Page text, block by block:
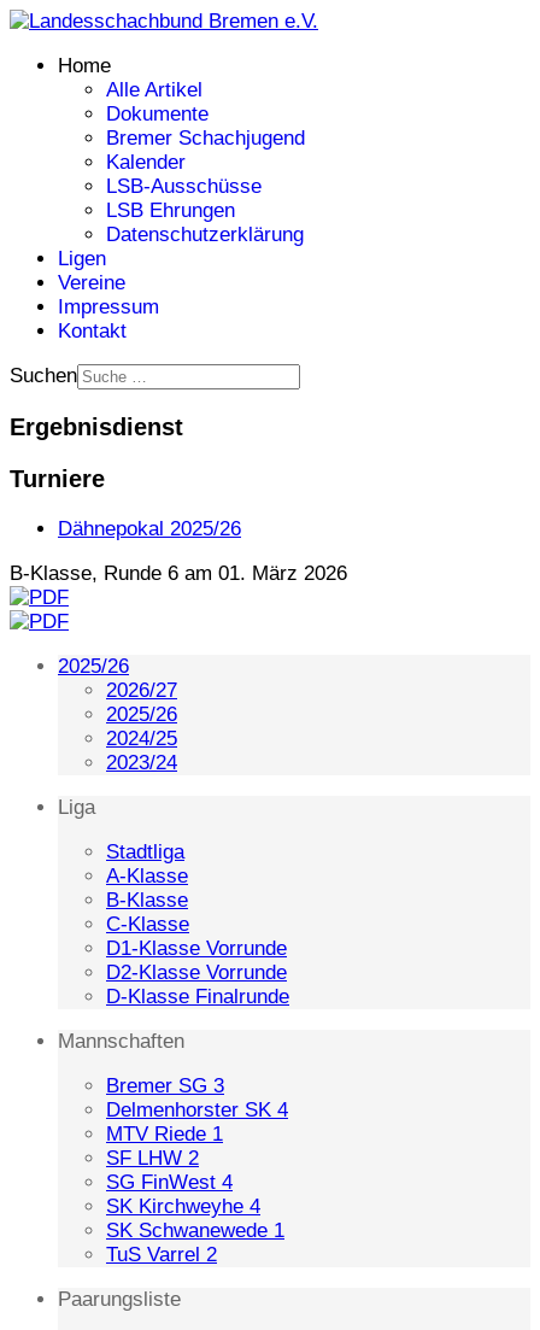
Home
Alle Artikel
Dokumente
Bremer Schachjugend
Kalender
LSB-Ausschüsse
LSB Ehrungen
Datenschutzerklärung
Ligen
Vereine
Impressum
Kontakt
Suchen
Ergebnisdienst
Turniere
Dähnepokal 2025/26
B-Klasse, Runde 6 am 01. März 2026
2025/26
2026/27
2025/26
2024/25
2023/24
Liga
Stadtliga
A-Klasse
B-Klasse
C-Klasse
D1-Klasse Vorrunde
D2-Klasse Vorrunde
D-Klasse Finalrunde
Mannschaften
Bremer SG 3
Delmenhorster SK 4
MTV Riede 1
SF LHW 2
SG FinWest 4
SK Kirchweyhe 4
SK Schwanewede 1
TuS Varrel 2
Paarungsliste